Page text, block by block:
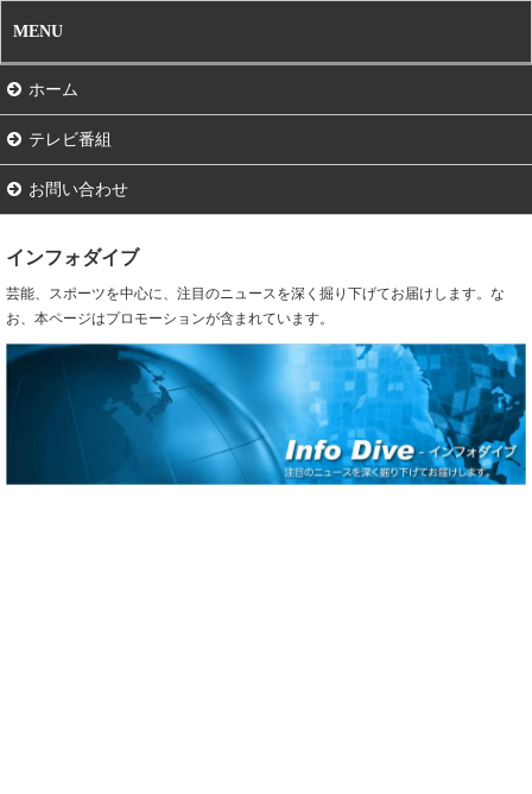
MENU
ホーム
テレビ番組
お問い合わせ
インフォダイブ
芸能、スポーツを中心に、注目のニュースを深く掘り下げてお届けします。な
お、本ページはプロモーションが含まれています。